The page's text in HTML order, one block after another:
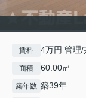
賃料 4万円 管理/
面積 60.00㎡
築年数 築39年